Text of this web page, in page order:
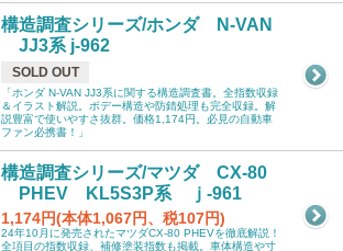
構造調査シリーズ/ホンダ N-VAN
JJ3系 j-962
SOLD OUT
「ホンダ N-VAN JJ3系に関する構造調査書。全指数収録
＆イラスト解説。ボデー構造や防錆処理も完全収録。解
説豊富で使いやすさ抜群。価格1,174円。必見の自動車
ファン必携書！」
構造調査シリーズ/マツダ CX-80
PHEV KL5S3P系 ｊ-961
1,174円(本体1,067円、税107円)
24年10月に発売されたマツダCX-80 PHEVを徹底解説！
全項目の指数収録、補修塗装指数も掲載。車体構造や寸